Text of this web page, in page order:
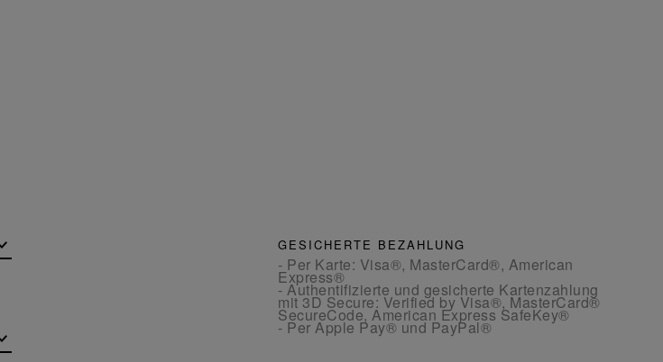
GESICHERTE BEZAHLUNG
- Per Karte: Visa®, MasterCard®, American
Express®
- Authentifizierte und gesicherte Kartenzahlung
mit 3D Secure: Verified by Visa®, MasterCard®
SecureCode, American Express SafeKey®
- Per Apple Pay® und PayPal®